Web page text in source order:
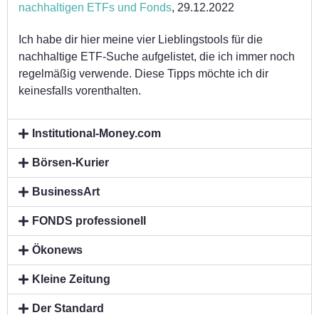
nachhaltigen ETFs und Fonds, 29.12.2022
Ich habe dir hier meine vier Lieblingstools für die
nachhaltige ETF-Suche aufgelistet, die ich immer noch
regelmäßig verwende. Diese Tipps möchte ich dir
keinesfalls vorenthalten.
Institutional-Money.com
Börsen-Kurier
BusinessArt
FONDS professionell
Ökonews
Kleine Zeitung
Der Standard